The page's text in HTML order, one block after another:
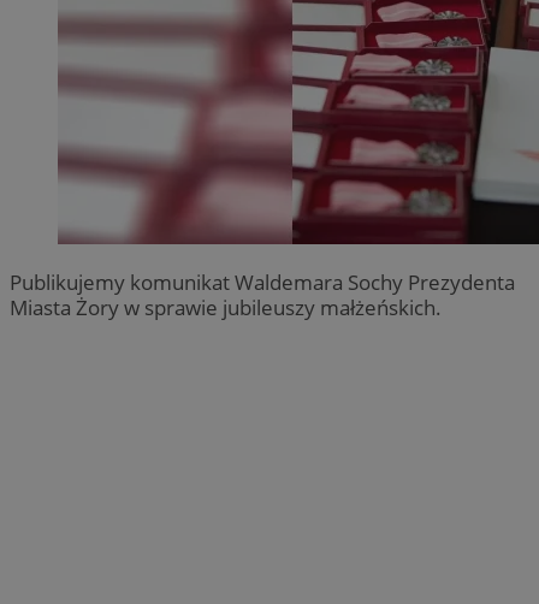
Publikujemy komunikat Waldemara Sochy Prezydenta
Miasta Żory w sprawie jubileuszy małżeńskich.